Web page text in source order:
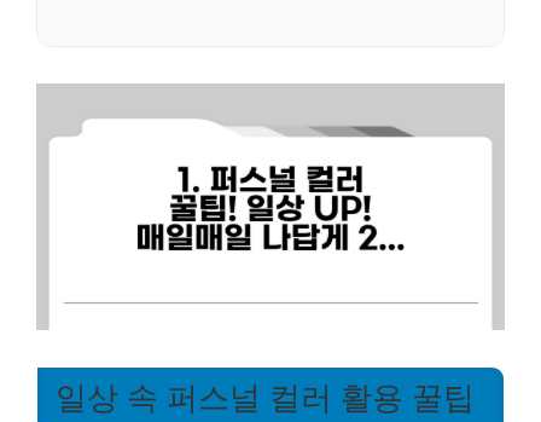
일상 속 퍼스널 컬러 활용 꿀팁